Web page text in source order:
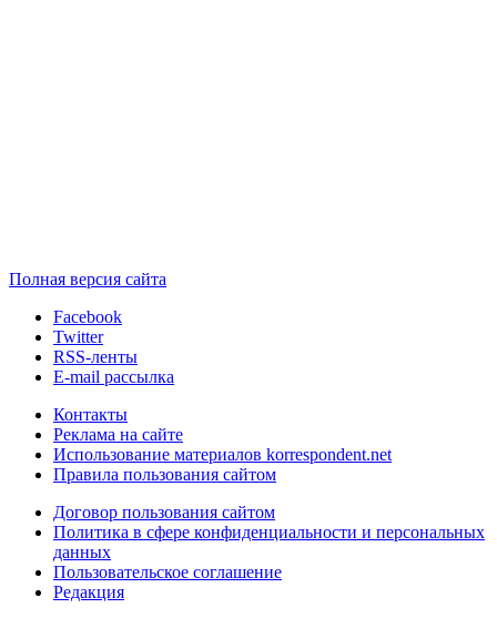
Полная версия сайта
Facebook
Twitter
RSS-ленты
E-mail рассылка
Контакты
Реклама на сайте
Использование материалов korrespondent.net
Правила пользования сайтом
Договор пользования сайтом
Политика в сфере конфиденциальности и персональных
данных
Пользовательское соглашение
Редакция